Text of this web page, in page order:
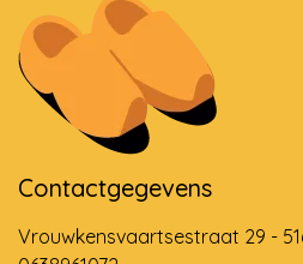
Contactgegevens
Vrouwkensvaartsestraat 29 -